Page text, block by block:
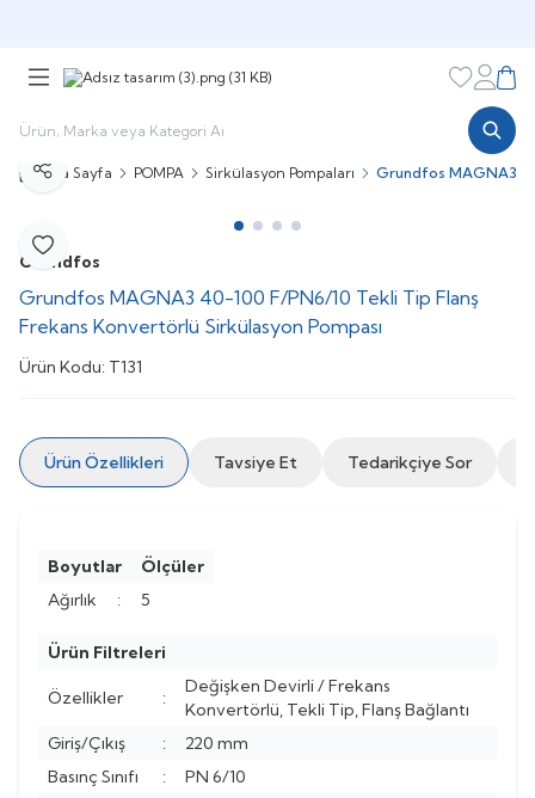
Favorilerim
Ana Sayfa POMPA Sirkülasyon Pompaları Grundfos MAGNA3
Favoriye Ekle
Paylaş
Grundfos
Grundfos MAGNA3 40-100 F/PN6/10 Tekli Tip Flanş
Frekans Konvertörlü Sirkülasyon Pompası
Ürün Kodu: T131
Ürün Özellikleri Tavsiye Et Tedarikçiye Sor
Boyutlar
Ölçüler
Ağırlık
: 5
Ürün Filtreleri
Özellikler :
Değişken Devirli / Frekans
Konvertörlü, Tekli Tip, Flanş Bağlantı
Giriş/Çıkış
:
220 mm
Basınç Sınıfı
:
PN 6/10